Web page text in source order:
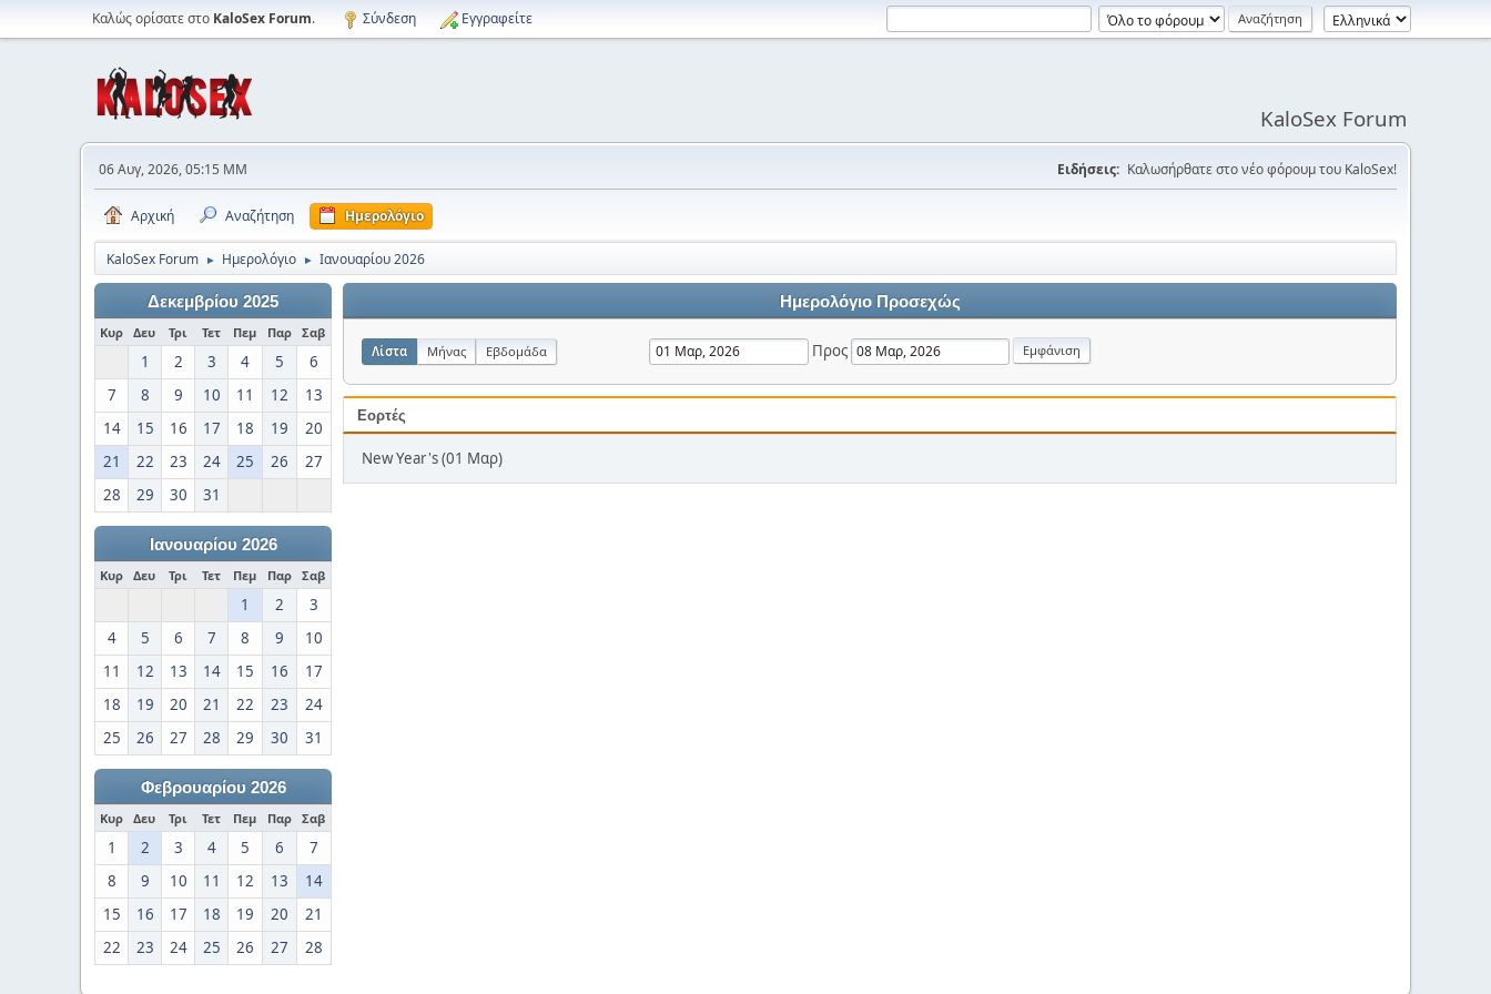
Καλώς ορίσατε στο KaloSex Forum. Σύνδεση Εγγραφείτε
KaloSex Forum
06 Αυγ, 2026, 05:15 ΜΜ Ειδήσεις: Καλωσήρθατε στο νέο φόρουμ του KaloSex!
Αρχική Αναζήτηση Ημερολόγιο
KaloSex Forum ► Ημερολόγιο ► Ιανουαρίου 2026
Δεκεμβρίου 2025
Κυρ Δευ Τρι Τετ Πεμ Παρ Σαβ
1 2 3 4 5
6
7
8 9 10 11 12
13
14
15 16 17 18 19
20
21
22 23 24 25 26
27
28
29 30 31
Ιανουαρίου 2026
Κυρ Δευ Τρι Τετ Πεμ Παρ Σαβ
1 2
3
4
5 6 7 8 9
10
11
12 13 14 15 16
17
18
19 20 21 22 23
24
25
26 27 28 29 30 31
Φεβρουαρίου 2026
Κυρ Δευ Τρι Τετ Πεμ Παρ Σαβ
1 2 3 4 5 6
7
8
9 10 11 12 13
14
15
16 17 18 19 20
21
22
23 24 25 26 27 28
Ημερολόγιο Προσεχώς
Λίστα Μήνας Εβδομάδα Προς
Εορτές
New Year's (01 Μαρ)